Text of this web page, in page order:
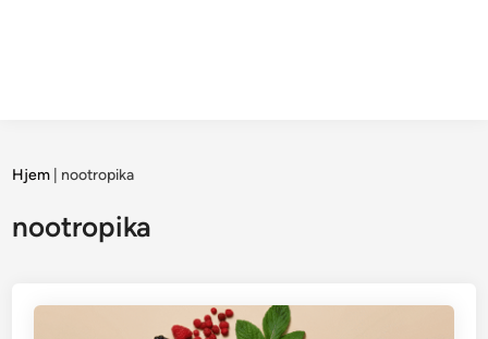
Hjem nootropika
nootropika